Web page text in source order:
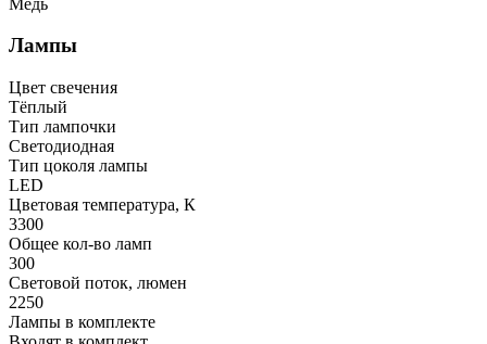
Лампы
Цвет свечения
Тёплый
Тип лампочки
Светодиодная
Тип цоколя лампы
LED
Цветовая температура, К
3300
Общее кол-во ламп
300
Световой поток, люмен
2250
Лампы в комплекте